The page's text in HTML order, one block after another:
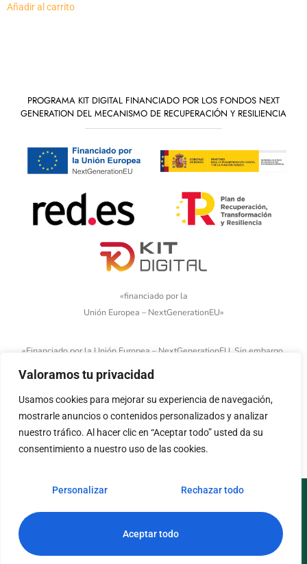
Valoramos tu privacidad
Usamos cookies para mejorar su experiencia de navegación,
mostrarle anuncios o contenidos personalizados y analizar
nuestro tráfico. Al hacer clic en “Aceptar todo” usted da su
consentimiento a nuestro uso de las cookies.
Personalizar Rechazar todo
Aceptar todo
Añadir al carrito
PROGRAMA KIT DIGITAL FINANCIADO POR LOS FONDOS NEXT
GENERATION DEL MECANISMO DE RECUPERACIÓN Y RESILIENCIA
«financiado por la
Unión Europea – NextGenerationEU»
«Financiado por la Unión Europea – NextGenerationEU. Sin embargo,
los puntos de vista y las opiniones expresadas son únicamente los
del autor o autores y no reflejan necesariamente los de la Unión
Europea o la Comisión Europea. Ni la Unión Europea ni la Comisión
Europea pueden ser consideradas responsables de las mismas»